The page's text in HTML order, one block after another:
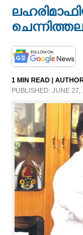
OPINION
PHOTOS
LIFESTYLE
SPIRITUAL
INFO+
ചെന്നിത്തല
1 MIN READ |
PUBLISHED: JUNE 27,